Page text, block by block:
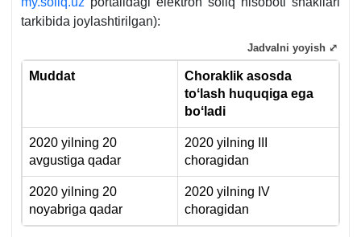
tarkibida joylashtirilgan):
Muddat
Choraklik asosda
toʻlash huquqiga ega
boʻladi
2020 yilning 20
avgustiga qadar
2020 yilning III
choragidan
2020 yilning 20
noyabriga qadar
2020 yilning IV
choragidan
Jadvalni yoyish ⤢